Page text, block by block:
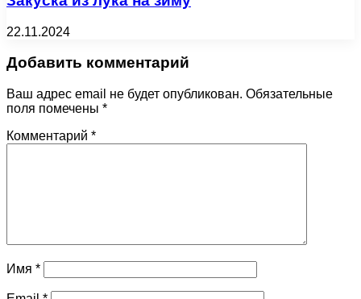
22.11.2024
Добавить комментарий
Ваш адрес email не будет опубликован. Обязательные
поля помечены *
Комментарий *
Имя *